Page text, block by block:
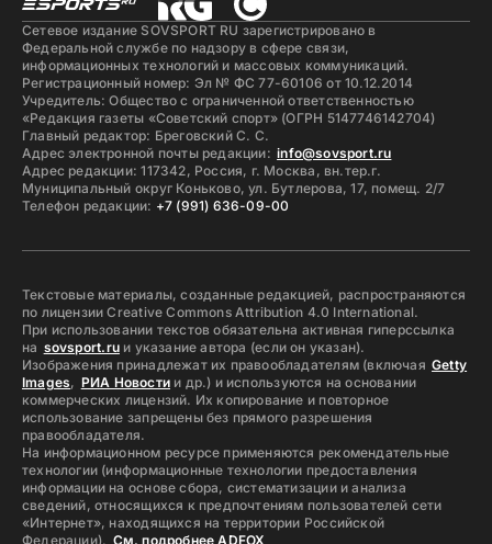
Сетевое издание SOVSPORT RU зарегистрировано в
Федеральной службе по надзору в сфере связи,
информационных технологий и массовых коммуникаций.
Регистрационный номер: Эл № ФС 77-60106 от 10.12.2014
Учредитель: Общество с ограниченной ответственностью
«Редакция газеты «Советский спорт» (ОГРН 5147746142704)
Главный редактор: Бреговский С. С.
Адрес электронной почты редакции: info@sovsport.ru
Адрес редакции: 117342, Россия, г. Москва, вн.тер.г.
Муниципальный округ Коньково, ул. Бутлерова, 17, помещ. 2/7
Телефон редакции: +7 (991) 636-09-00
Текстовые материалы, созданные редакцией, распространяются
по лицензии Creative Commons Attribution 4.0 International.
При использовании текстов обязательна активная гиперссылка
на sovsport.ruи указание автора (если он указан).
Изображения принадлежат их правообладателям (включая Getty
Images, РИА Новости и др.) и используются на основании
коммерческих лицензий. Их копирование и повторное
использование запрещены без прямого разрешения
правообладателя.
На информационном ресурсе применяются рекомендательные
технологии (информационные технологии предоставления
информации на основе сбора, систематизации и анализа
сведений, относящихся к предпочтениям пользователей сети
«Интернет», находящихся на территории Российской
Федерации). См. подробнее ADFOX